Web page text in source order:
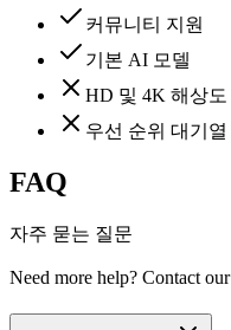
커뮤니티 지원
기본 AI 모델
HD 및 4K 해상도
우선 순위 대기열
FAQ
자주 묻는 질문
Need more help? Contact our